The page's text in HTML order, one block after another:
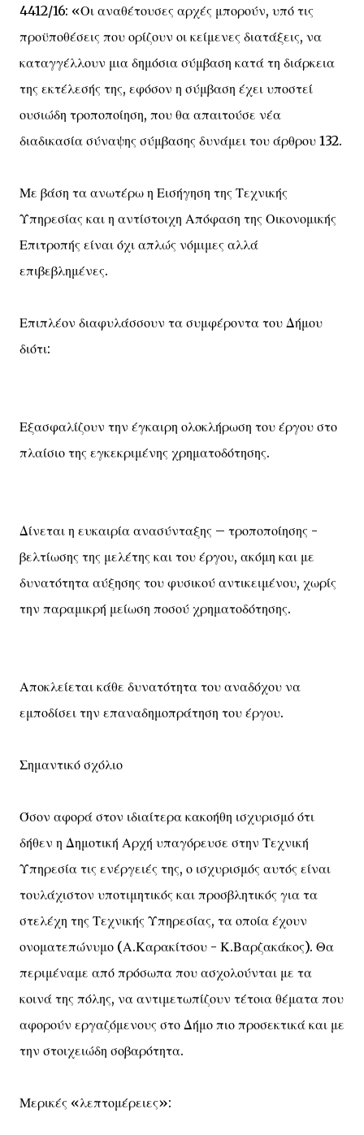
4412/16: «Οι αναθέτουσες αρχές μπορούν, υπό τις
προϋποθέσεις που ορίζουν οι κείμενες διατάξεις, να
καταγγέλλουν μια δημόσια σύμβαση κατά τη διάρκεια
της εκτέλεσής της, εφόσον η σύμβαση έχει υποστεί
ουσιώδη τροποποίηση, που θα απαιτούσε νέα
διαδικασία σύναψης σύμβασης δυνάμει του άρθρου 132.
Με βάση τα ανωτέρω η Εισήγηση της Τεχνικής
Υπηρεσίας και η αντίστοιχη Απόφαση της Οικονομικής
Επιτροπής είναι όχι απλώς νόμιμες αλλά
επιβεβλημένες.
Επιπλέον διαφυλάσσουν τα συμφέροντα του Δήμου
διότι:
Εξασφαλίζουν την έγκαιρη ολοκλήρωση του έργου στο
πλαίσιο της εγκεκριμένης χρηματοδότησης.
Δίνεται η ευκαιρία ανασύνταξης – τροποποίησης -
βελτίωσης της μελέτης και του έργου, ακόμη και με
δυνατότητα αύξησης του φυσικού αντικειμένου, χωρίς
την παραμικρή μείωση ποσού χρηματοδότησης.
Αποκλείεται κάθε δυνατότητα του αναδόχου να
εμποδίσει την επαναδημοπράτηση του έργου.
Σημαντικό σχόλιο
Όσον αφορά στον ιδιαίτερα κακοήθη ισχυρισμό ότι
δήθεν η Δημοτική Αρχή υπαγόρευσε στην Τεχνική
Υπηρεσία τις ενέργειές της, ο ισχυρισμός αυτός είναι
τουλάχιστον υποτιμητικός και προσβλητικός για τα
στελέχη της Τεχνικής Υπηρεσίας, τα οποία έχουν
ονοματεπώνυμο (Α.Καρακίτσου - Κ.Βαρζακάκος). Θα
περιμέναμε από πρόσωπα που ασχολούνται με τα
κοινά της πόλης, να αντιμετωπίζουν τέτοια θέματα που
αφορούν εργαζόμενους στο Δήμο πιο προσεκτικά και με
την στοιχειώδη σοβαρότητα.
Μερικές «λεπτομέρειες»: